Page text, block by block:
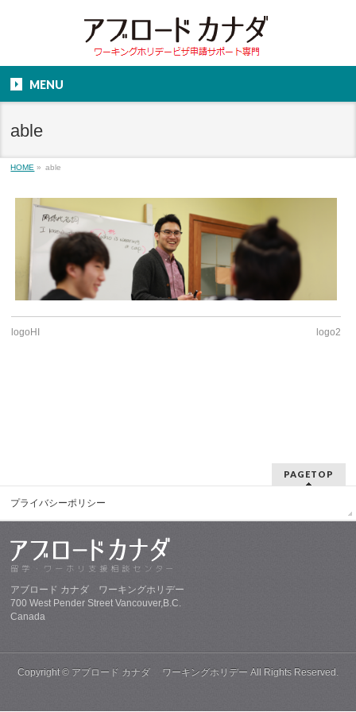
MENU
able
HOME » able
logoHI logo2
PAGETOP
プライバシーポリシー
アブロード カナダ ワーキングホリデー
700 West Pender Street Vancouver,B.C.
Canada
Copyright © アブロード カナダ ワーキングホリデー All Rights Reserved.